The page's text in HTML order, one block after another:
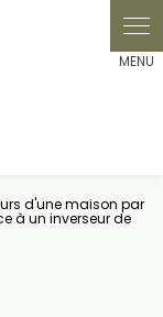
d'une maison par
à un inverseur de